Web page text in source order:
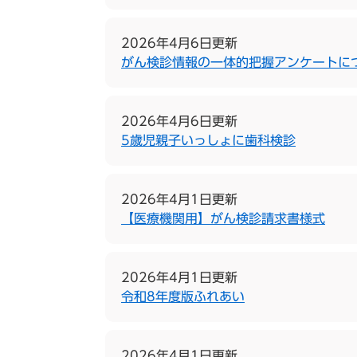
2026年4月6日更新
がん検診情報の一体的把握アンケートに
2026年4月6日更新
5歳児親子いっしょに歯科検診
2026年4月1日更新
【医療機関用】がん検診請求書様式
2026年4月1日更新
令和8年度版ふれあい